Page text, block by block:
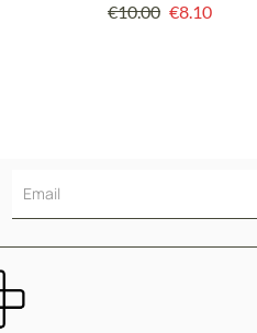
€10.00 €8.10